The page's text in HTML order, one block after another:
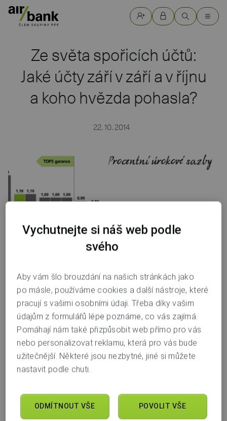
Ze světa spořicích účtů:
Jaké účty září v září a v říjnu
a koho hvězda pohasla?
22. 10. 2014
Jasnou hvězdou je stále Sberbank s úrokem 1,63 % ročně.
Protože Waldviertler Sparkasse s úrokem zatřásla a snížila ho
z 1,27 % na 0,45 %, druhé místo jsme obsadili my společně
s Expobank. Expobank přitom není žádný nováček, dřív jste ji
totiž v žebříčku našli pod jménem LBBW bank. Jméno banka
změnila společně se svým vlastníkem. Třetí příčka pak patří
spořitelna a Wüstenrot. Díky TOP3 garanci máte jistotu, že nás
mezi třemi nejlepšími spořicími účty najdete i příště.
Vychutnejte si náš web podle
svého
Aby vám šlo brouzdání na našich stránkách jako
po másle, používáme cookies a další nástroje, které
pracují s vašimi osobními údaji. Třeba díky vašim
údajům z formulářů lépe poznáme, co vás zajímá.
Pomáhají nám také přizpůsobit web přímo pro vás
nebo personalizovat reklamu, která pro vás bude
užitečnější. Některé jsou nezbytné, jiné si můžete
nastavit podle chuti.
ODMÍTNOUT VŠE POVOLIT VŠE